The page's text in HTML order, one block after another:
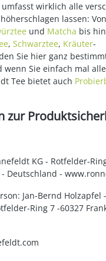
umfasst wirklich alle
lassen: Von
und Matcha bis
, Schwarztee, Kräuter-
Sie hier ganz
wenn Sie einfach mal
Tee bietet auch
zur
KG - Rotfelder-
Deutschland -
Jan-Bernd Holzapfel -
Ring 7 -60327